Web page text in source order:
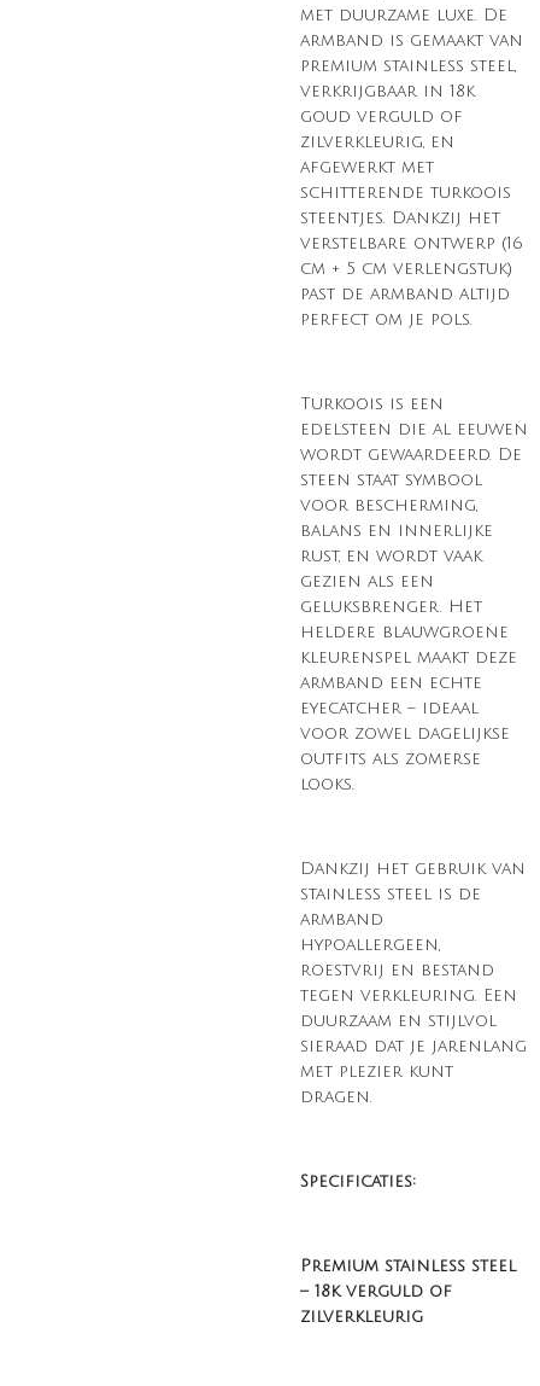
met duurzame luxe. De
armband is gemaakt van
premium stainless steel,
verkrijgbaar in 18k
goud verguld of
zilverkleurig, en
afgewerkt met
schitterende turkoois
steentjes. Dankzij het
verstelbare ontwerp (16
cm + 5 cm verlengstuk)
past de armband altijd
perfect om je pols.
Turkoois is een
edelsteen die al eeuwen
wordt gewaardeerd. De
steen staat symbool
voor bescherming,
balans en innerlijke
rust, en wordt vaak
gezien als een
geluksbrenger. Het
heldere blauwgroene
kleurenspel maakt deze
armband een echte
eyecatcher – ideaal
voor zowel dagelijkse
outfits als zomerse
looks.
Dankzij het gebruik van
stainless steel is de
armband
hypoallergeen,
roestvrij en bestand
tegen verkleuring. Een
duurzaam en stijlvol
sieraad dat je jarenlang
met plezier kunt
dragen.
Specificaties:
Premium stainless steel
– 18k verguld of
zilverkleurig